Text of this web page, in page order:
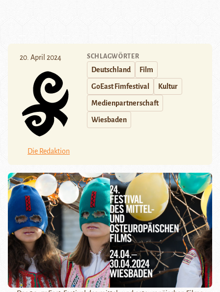
20. April 2024
Die Redaktion
SCHLAGWÖRTER
Deutschland Film
GoEast Fimfestival Kultur
Medienpartnerschaft
Wiesbaden